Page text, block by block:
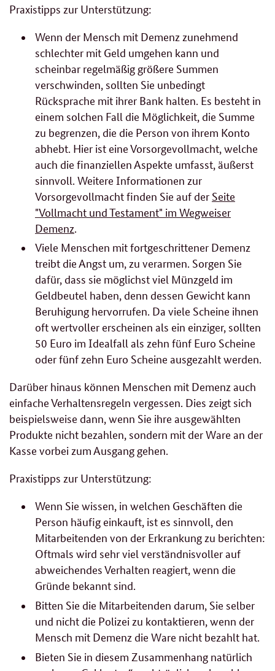
Praxistipps zur Unterstützung:
Wenn der Mensch mit Demenz zunehmend
schlechter mit Geld umgehen kann und
scheinbar regelmäßig größere Summen
verschwinden, sollten Sie unbedingt
Rücksprache mit ihrer Bank halten. Es besteht in
einem solchen Fall die Möglichkeit, die Summe
zu begrenzen, die die Person von ihrem Konto
abhebt. Hier ist eine Vorsorgevollmacht, welche
auch die finanziellen Aspekte umfasst, äußerst
sinnvoll. Weitere Informationen zur
Vorsorgevollmacht finden Sie auf der Seite
"Vollmacht und Testament" im Wegweiser
Demenz
Viele Menschen mit fortgeschrittener Demenz
treibt die Angst um, zu verarmen. Sorgen Sie
dafür, dass sie möglichst viel Münzgeld im
Geldbeutel haben, denn dessen Gewicht kann
Beruhigung hervorrufen. Da viele Scheine ihnen
oft wertvoller erscheinen als ein einziger, sollten
50 Euro im Idealfall als zehn fünf Euro Scheine
oder fünf zehn Euro Scheine ausgezahlt werden.
Darüber hinaus können Menschen mit Demenz auch
einfache Verhaltensregeln vergessen. Dies zeigt sich
beispielsweise dann, wenn Sie ihre ausgewählten
Produkte nicht bezahlen, sondern mit der Ware an der
Kasse vorbei zum Ausgang gehen.
Praxistipps zur Unterstützung:
Wenn Sie wissen, in welchen Geschäften die
Person häufig einkauft, ist es sinnvoll, den
Mitarbeitenden von der Erkrankung zu berichten:
Oftmals wird sehr viel verständnisvoller auf
abweichendes Verhalten reagiert, wenn die
Gründe bekannt sind.
Bitten Sie die Mitarbeitenden darum, Sie selber
und nicht die Polizei zu kontaktieren, wenn der
Mensch mit Demenz die Ware nicht bezahlt hat.
Bieten Sie in diesem Zusammenhang natürlich